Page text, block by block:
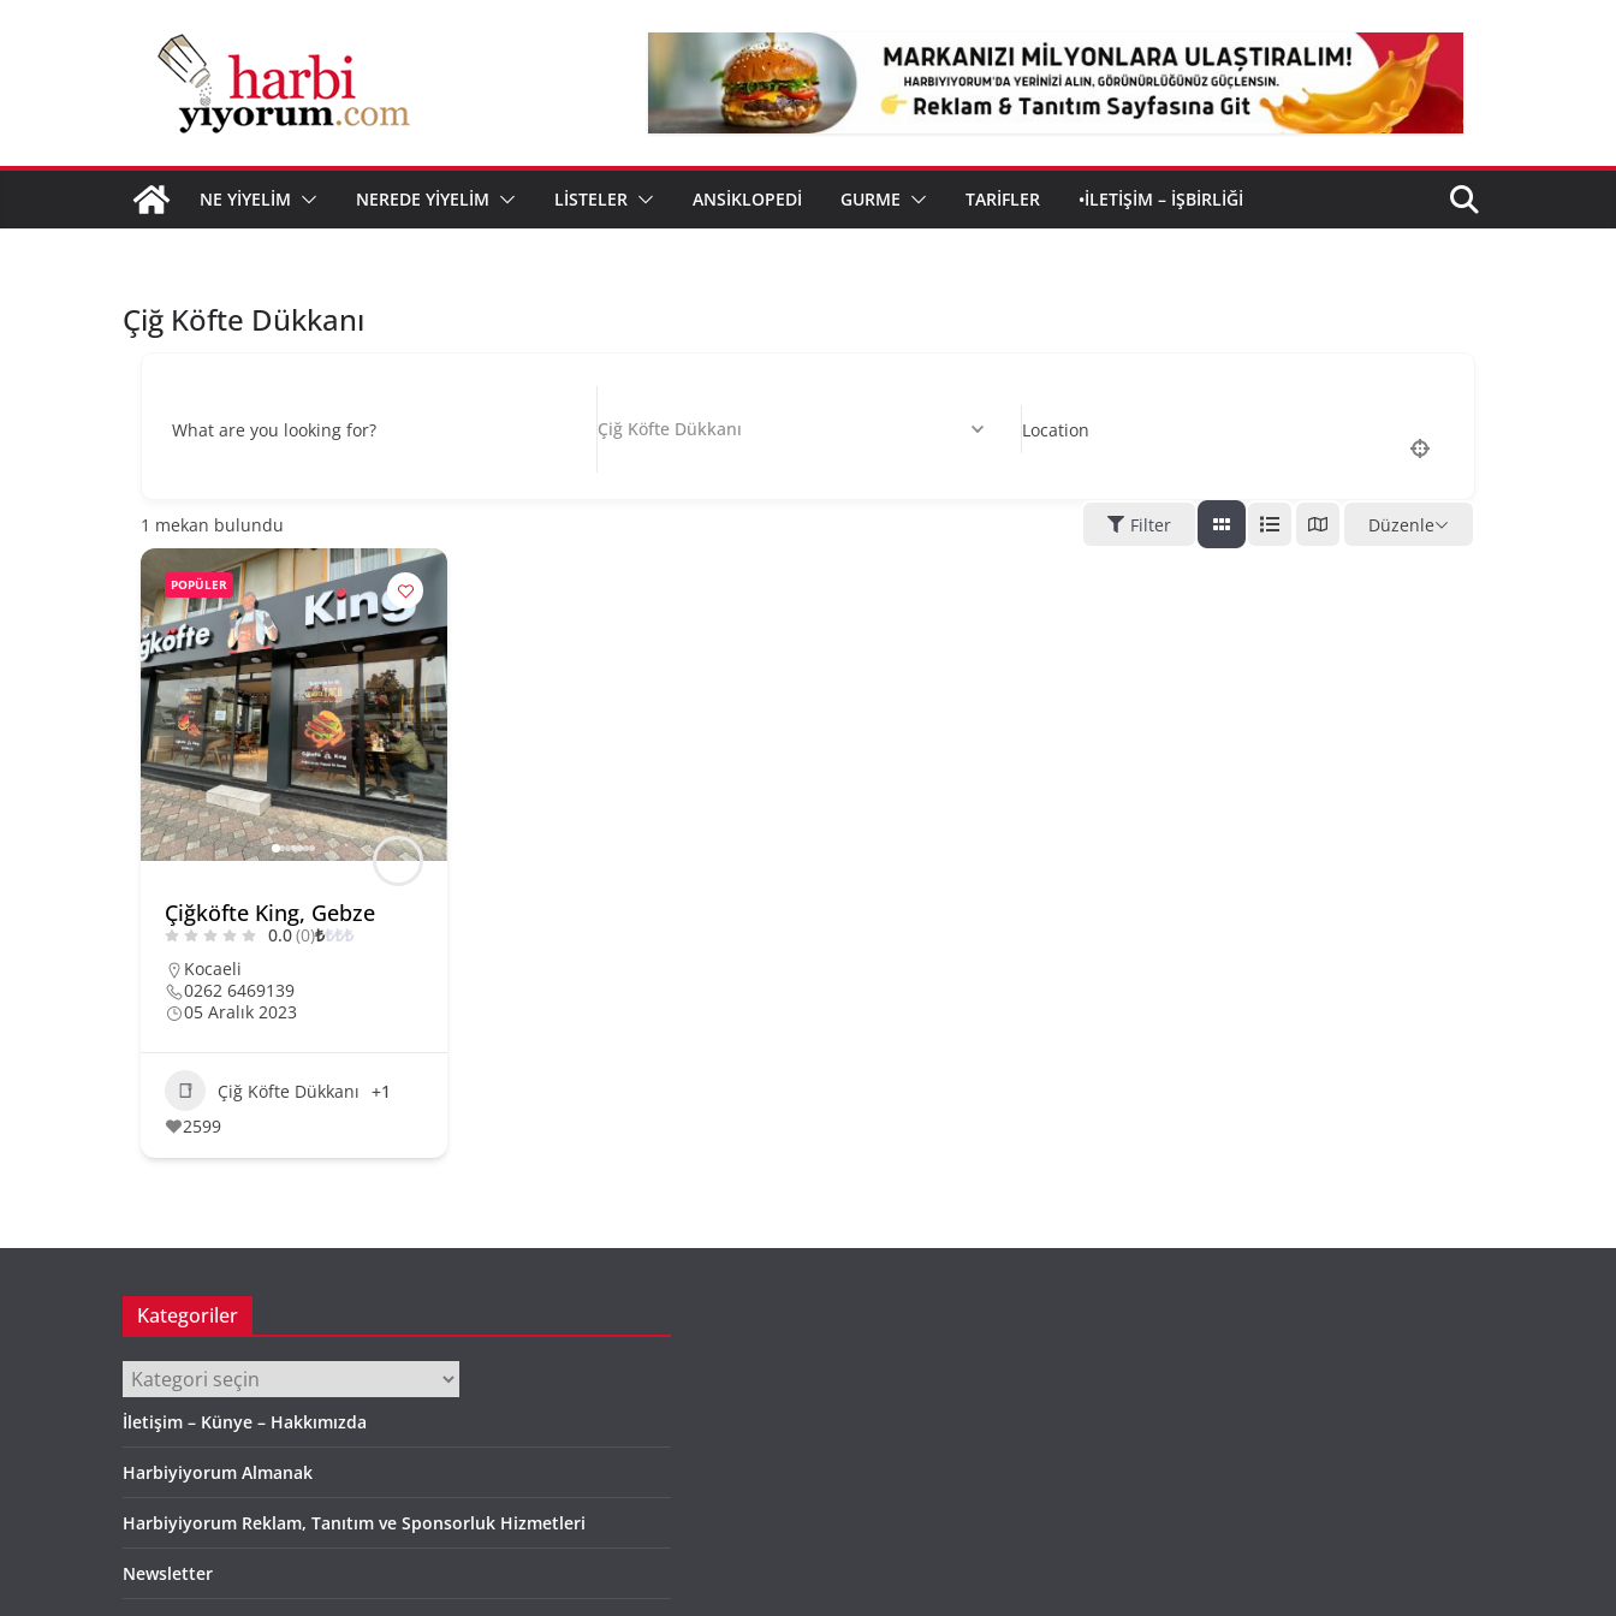
NE YİYELİM NEREDE YİYELİM LİSTELER ANSİKLOPEDİ GURME TARİFLER •İLETIŞIM – İŞBIRLIĞI
Çiğ Köfte Dükkanı
What are you looking for? Çiğ Köfte Dükkanı Location
1 mekan bulundu Filter Düzenle
POPÜLER
Çiğköfte King, Gebze
0.0(0)₺₺₺₺
Kocaeli
0262 6469139
05 Aralık 2023
Çiğ Köfte Dükkanı +1
2599
Kategoriler
Kategoriler
İletişim – Künye – Hakkımızda
Harbiyiyorum Almanak
Harbiyiyorum Reklam, Tanıtım ve Sponsorluk Hizmetleri
Newsletter